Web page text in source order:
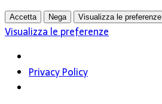
Accetta Nega Visualizza le preferenze
Visualizza le preferenze
Privacy Policy